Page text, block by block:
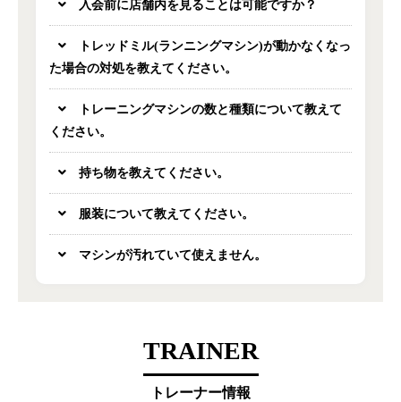
入会前に店舗内を見ることは可能ですか？
トレッドミル(ランニングマシン)が動かなくなっ
た場合の対処を教えてください。
トレーニングマシンの数と種類について教えて
ください。
持ち物を教えてください。
服装について教えてください。
マシンが汚れていて使えません。
TRAINER
トレーナー情報